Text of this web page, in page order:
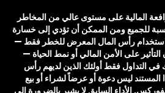
المالية على مستوى عالي من المخاطر
للجميع ومن الممكن أن تؤدي إلى خسارة
رأس المال المعرض للخطر فقط —
على الأمن المالي أو نمط الحياة —
في التداول فقط أولئك الذين لديهم رأس
ليس دعوة أو عرضاً لشراء أو بيع